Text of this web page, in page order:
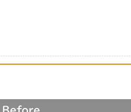
Before